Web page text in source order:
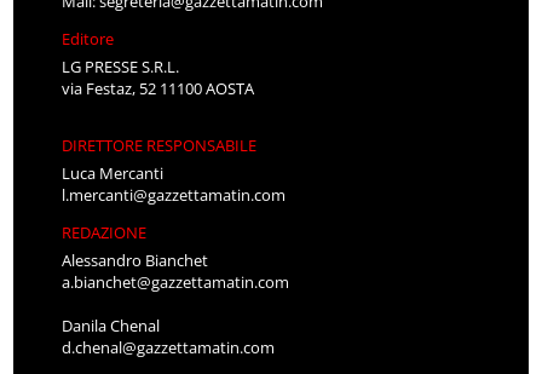
Editore
LG PRESSE S.R.L.
via Festaz, 52 11100 AOSTA
DIRETTORE RESPONSABILE
Luca Mercanti
l.mercanti@gazzettamatin.com
REDAZIONE
Alessandro Bianchet
a.bianchet@gazzettamatin.com
Danila Chenal
d.chenal@gazzettamatin.com